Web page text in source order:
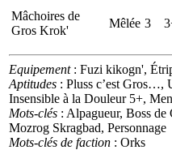
Mâchoires de
Gros Krok'
Mêlée 3
Equipement: Fuzi kikogn',
Aptitudes : Pluss c’est Gros…,
Insensible à la Douleur 5+,
Mots-clés : Alpagueur, Boss
Mozrog Skragbad, Personnage
Mots-clés de faction : Orks